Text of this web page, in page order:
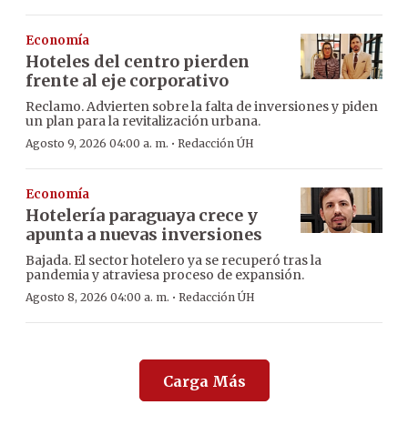
Economía
Hoteles del centro pierden
frente al eje corporativo
Reclamo. Advierten sobre la falta de inversiones y piden
un plan para la revitalización urbana.
Agosto 9, 2026 04:00 a. m. · Redacción ÚH
Economía
Hotelería paraguaya crece y
apunta a nuevas inversiones
Bajada. El sector hotelero ya se recuperó tras la
pandemia y atraviesa proceso de expansión.
Agosto 8, 2026 04:00 a. m. · Redacción ÚH
Carga Más